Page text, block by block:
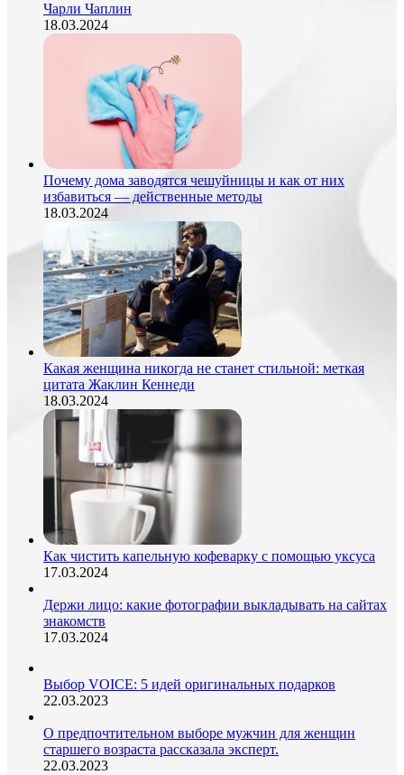
Чарли Чаплин
18.03.2024
Почему дома заводятся чешуйницы и как от них
избавиться — действенные методы
18.03.2024
Какая женщина никогда не станет стильной: меткая
цитата Жаклин Кеннеди
18.03.2024
Как чистить капельную кофеварку с помощью уксуса
17.03.2024
Держи лицо: какие фотографии выкладывать на сайтах
знакомств
17.03.2024
Выбор VOICE: 5 идей оригинальных подарков
22.03.2023
О предпочтительном выборе мужчин для женщин
старшего возраста рассказала эксперт.
22.03.2023